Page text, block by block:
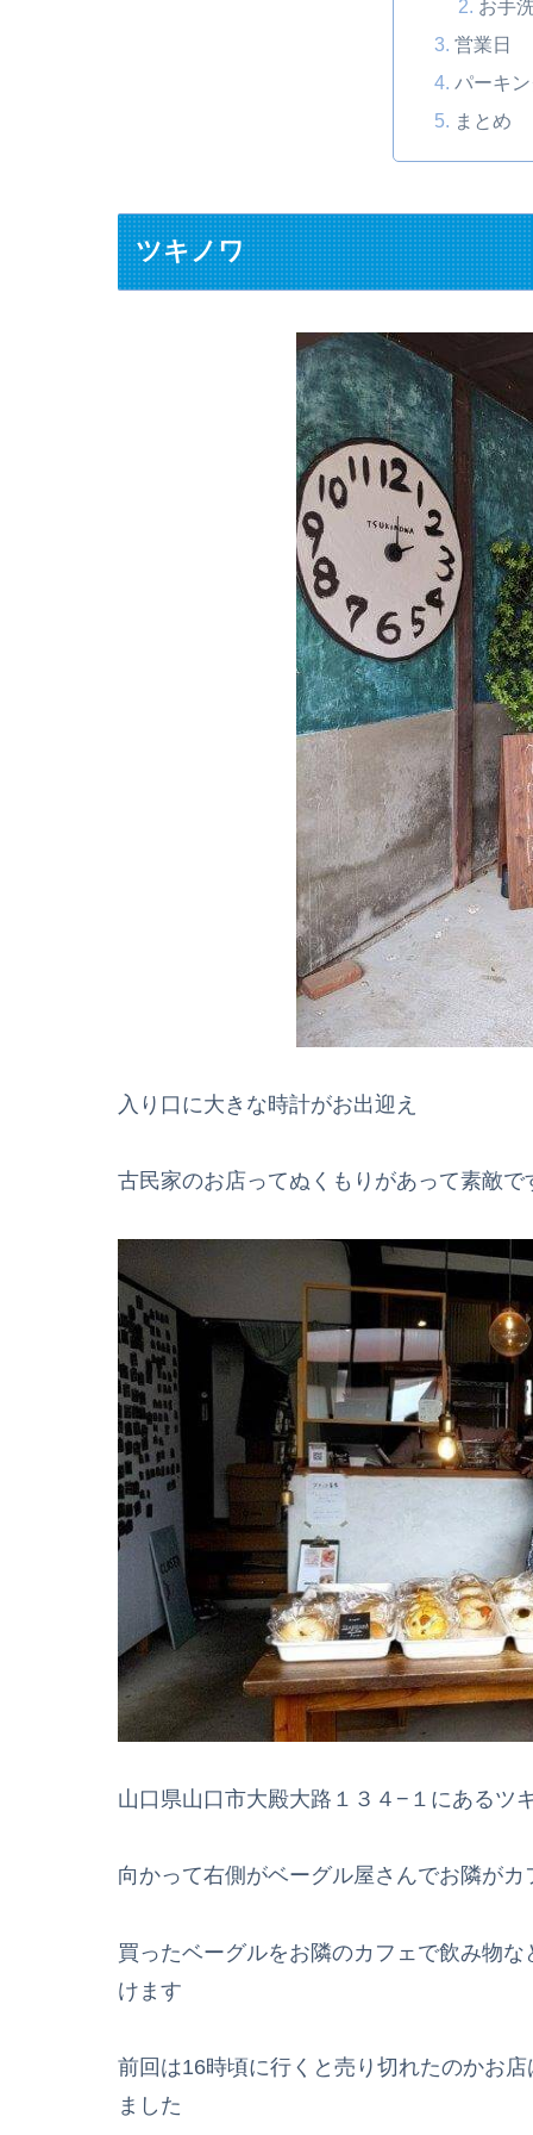
お手
営業日
パーキ
まとめ
ツキノワ
入り口に大きな時計がお出迎え
古民家のお店ってぬくもりがあって素敵で
山口県山口市大殿大路１３４−１にあるツ
向かって右側がベーグル屋さんでお隣が
買ったベーグルをお隣のカフェで飲み物
けます
前回は16時頃に行くと売り切れたのかお
ました